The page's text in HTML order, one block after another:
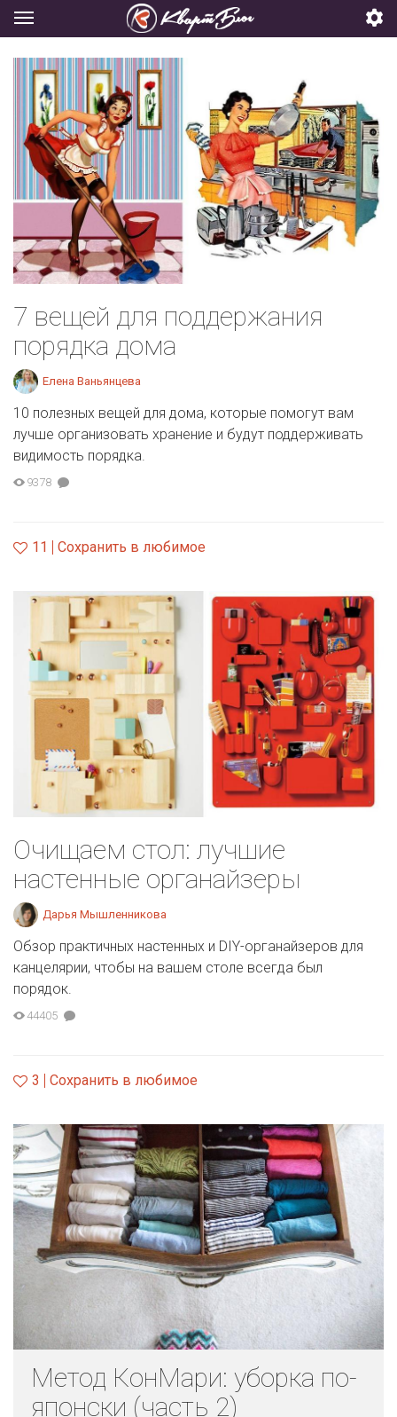
7 вещей для поддержания
порядка дома
Елена Ваньянцева
10 полезных вещей для дома, которые помогут вам
лучше организовать хранение и будут поддерживать
видимость порядка.
9378
11 Сохранить в любимое
Очищаем стол: лучшие
настенные органайзеры
Дарья Мышленникова
Обзор практичных настенных и DIY-органайзеров для
канцелярии, чтобы на вашем столе всегда был
порядок.
44405
3 Сохранить в любимое
Метод КонМари: уборка по-
японски (часть 2)